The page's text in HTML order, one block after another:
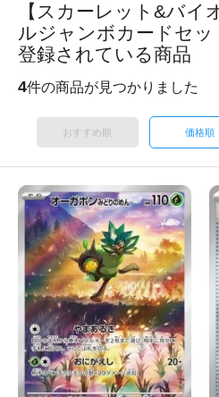
【スカーレット&バイ
ルジャンボカードセ
登録されている商品
4件の商品が見つかりました
おすすめ順 価格順